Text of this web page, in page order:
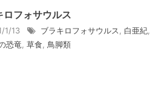
ロフォサウルス
1/13 ブラキロフォサウルス 白亜紀
恐竜 草食 鳥脚類